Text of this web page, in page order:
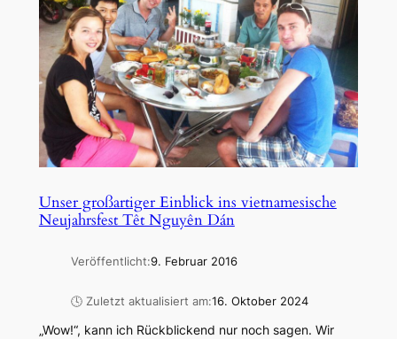
Unser großartiger Einblick ins vietnamesische
Neujahrsfest Têt Nguyên Dán
Veröffentlicht:9. Februar 2016
🕓 Zuletzt aktualisiert am:16. Oktober 2024
„Wow!“, kann ich Rückblickend nur noch sagen. Wir